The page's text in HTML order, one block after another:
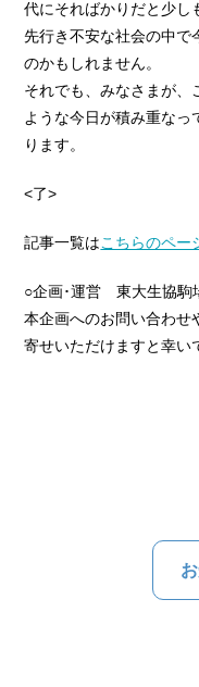
代にそればかりだと少し
先行き不安な社会の中で
のかもしれません。
それでも、みなさまが、
ような今日が積み重なっ
ります。
<了>
記事一覧はこちらのペー
○企画･運営 東大生協駒
本企画へのお問い合わせ
寄せいただけますと幸い